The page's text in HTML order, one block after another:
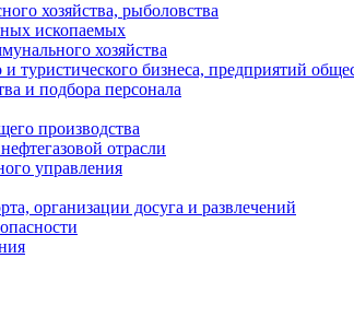
хозяйства, рыболовства
ископаемых
хозяйства
туристического бизнеса, предприятий
и подбора персонала
производства
отрасли
управления
организации досуга и развлечений